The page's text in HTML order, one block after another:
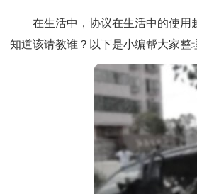
在生活中，协议在生活中的使用
知道该请教谁？以下是小编帮大家整